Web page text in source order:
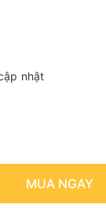
nhật
MUA NGAY